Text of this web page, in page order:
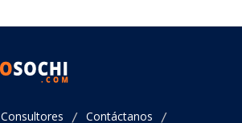
Consultores / Contáctanos /